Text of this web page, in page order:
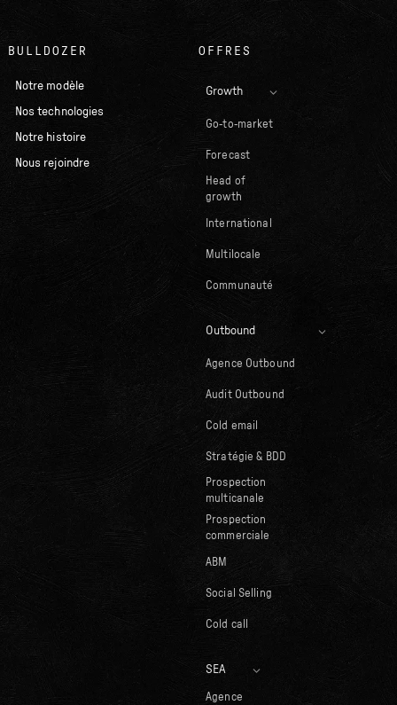
BULLDOZER
Notre modèle
Nos technologies
Notre histoire
Nous rejoindre
OFFRES
Growth
Go-to-market
Forecast
Head of
growth
International
Multilocale
Communauté
Outbound
Agence Outbound
Audit Outbound
Cold email
Stratégie & BDD
Prospection
multicanale
Prospection
commerciale
ABM
Social Selling
Cold call
SEA
Agence